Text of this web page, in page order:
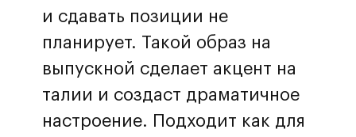
и сдавать позиции не
планирует. Такой образ на
выпускной сделает акцент на
талии и создаст драматичное
настроение. Подходит как для